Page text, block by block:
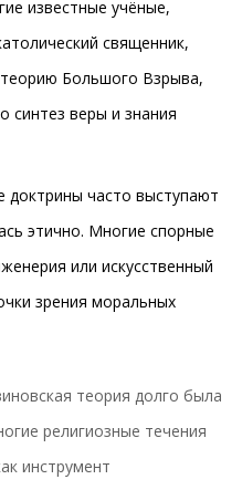
известные учёные,
священник,
Большого Взрыва,
синтез веры и знания
доктрины часто выступают
этично. Многие спорные
или искусственный
зрения моральных
теория долго была
религиозные течения
инструмент